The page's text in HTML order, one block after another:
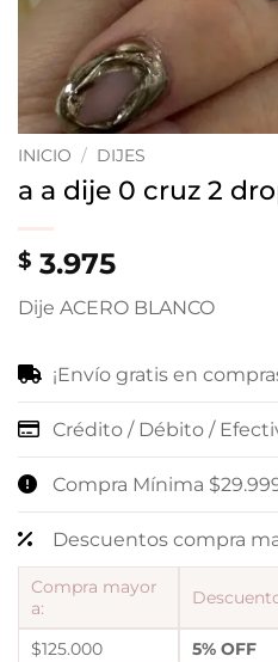
INICIO / DIJES
a a dije 0 cruz 2
$ 3.975
Dije ACERO BLANCO
¡Envío gratis en
Crédito / Débito /
Compra Mínima
Descuentos compra
Compra mayor
a:
$125.000
5% OFF